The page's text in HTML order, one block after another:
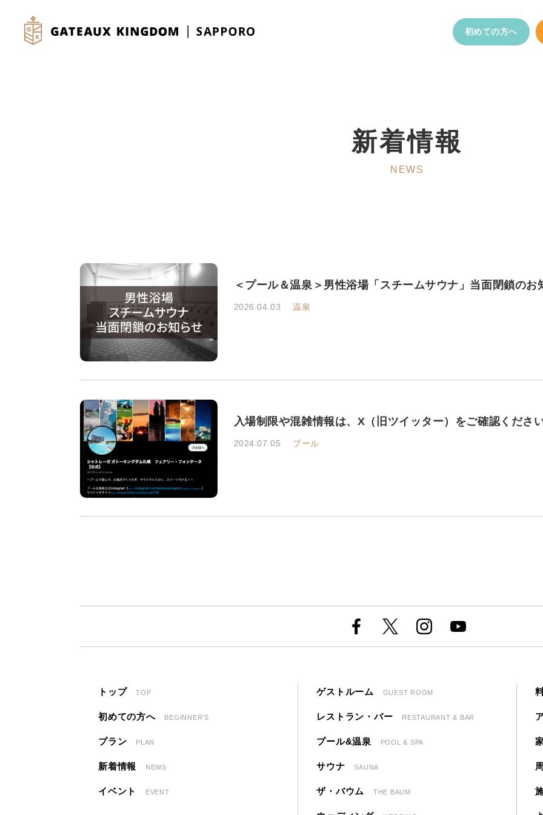
初めての方へ
新着情報
NEWS
＜プール＆温泉＞男性浴場「スチームサウナ」当面閉鎖のお
2026.04.03 温泉
入場制限や混雑情報は、X（旧ツイッター）をご確認ください
2024.07.05 プール
トップ TOP
初めての方へ BEGINNER’S
プラン PLAN
新着情報 NEWS
イベント EVENT
ゲストルーム GUEST ROOM
レストラン・バー RESTAURANT & BAR
プール&温泉 POOL & SPA
サウナ SAUNA
ザ・バウム THE BAUM